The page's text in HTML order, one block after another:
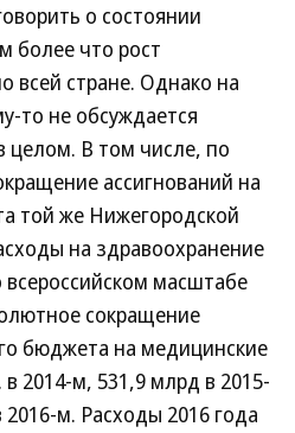
о состоянии
более что рост
всей стране. Однако на
то не обсуждается
целом. В том числе, по
ассигнований на
той же Нижегородской
на здравоохранение
всероссийском масштабе
сокращение
бюджета на медицинские
2014-м, 531,9 млрд в 2015-
м. Расходы 2016 года